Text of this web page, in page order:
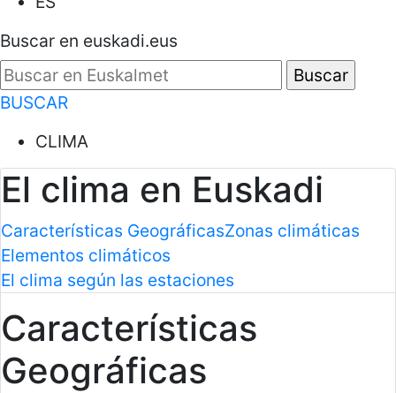
Buscar en euskadi.eus
BUSCAR
CLIMA
El clima en Euskadi
Características GeográficasZonas climáticas
Elementos climáticos
El clima según las estaciones
Características
Geográficas